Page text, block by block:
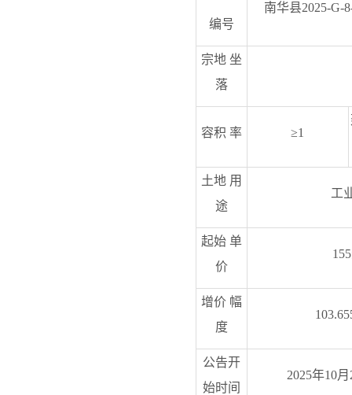
编号
南华县2025-G-
宗地 坐
落
容积 率 ≥1
土地 用
途
工
起始 单
价
155
增价 幅
度
公告开
始时间
2025年10月